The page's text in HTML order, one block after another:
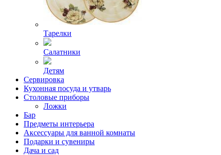
Тарелки
Салатники
Детям
Сервировка
Кухонная посуда и утварь
Столовые приборы
Ложки
Бар
Предметы интерьера
Аксессуары для ванной комнаты
Подарки и сувениры
Дача и сад